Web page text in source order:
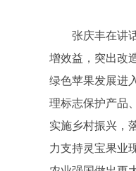
张庆丰在讲
增效益，突出改
绿色苹果发展进
理标志保护产品
实施乡村振兴，
力支持灵宝果业